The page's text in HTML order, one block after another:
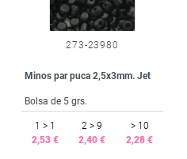
273-23980
Minos par puca 2,5x3mm. Jet
Bolsa de 5 grs.
1 > 1
2,53 €
2 > 9
2,40 €
> 10
2,28 €